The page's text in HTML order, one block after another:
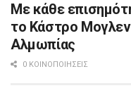
Με κάθε
το Κάστρο
Αλμωπίας
0 ΚΟΙΝΟΠΟΙΉΣΕΙΣ